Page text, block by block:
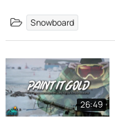
Snowboard
26:49